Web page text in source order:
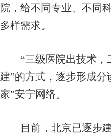
院，给不同专业、不同
多样需求。
“三级医院出技术，二
建”的方式，逐步形成
家”安宁网络。
目前，北京已逐步建